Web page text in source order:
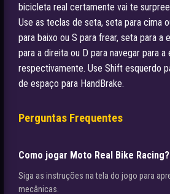
bicicleta real certamente vai te
Use as teclas de seta, seta para cima
para baixo ou S para frear, seta para a
para a direita ou D para navegar para
respectivamente. Use Shift esquerdo
de espaço para HandBrake.
Perguntas Frequentes
Como jogar Moto Real Bike Racing?
Siga as instruções na tela do jogo para
mecânicas.